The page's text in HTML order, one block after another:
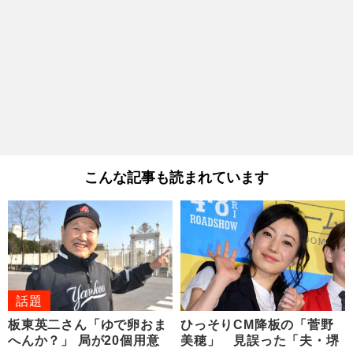
こんな記事も読まれています
話題
板東英二さん「ゆで卵おま
へんか？」 局が20個用意
ひっそりCM降板の「菅野
美穂」 見誤った「夫・堺